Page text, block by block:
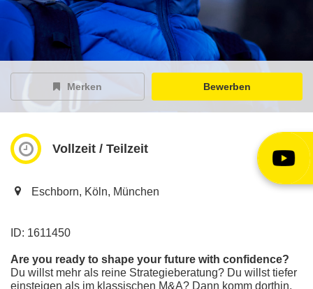
EY Joblight
Merken Bewerben
Vollzeit / Teilzeit
Eschborn, Köln, München
ID: 1611450
Are you ready to shape your future with confidence?
Du willst mehr als reine Strategieberatung? Du willst tiefer
einsteigen als im klassischen M&A? Dann komm dorthin,